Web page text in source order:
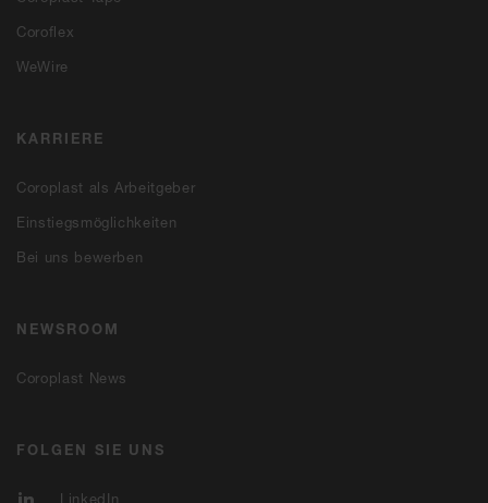
Coroflex
WeWire
KARRIERE
Coroplast als Arbeitgeber
Einstiegsmöglichkeiten
Bei uns bewerben
NEWSROOM
Coroplast News
FOLGEN SIE UNS
LinkedIn